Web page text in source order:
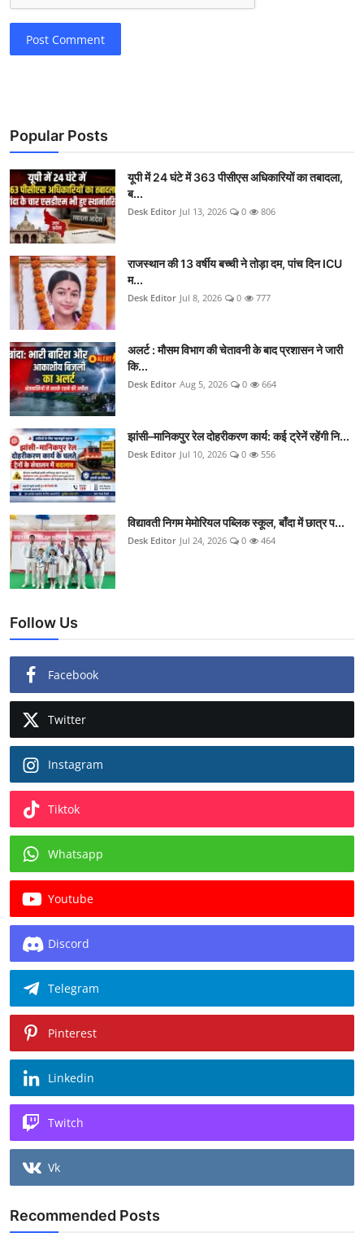
Post Comment
Popular Posts
यूपी में 24 घंटे में 363 पीसीएस अधिकारियों का तबादला,
ब...
Desk Editor Jul 13, 2026 0 806
राजस्थान की 13 वर्षीय बच्ची ने तोड़ा दम, पांच दिन ICU
म...
Desk Editor Jul 8, 2026 0 777
अलर्ट : मौसम विभाग की चेतावनी के बाद प्रशासन ने जारी
कि...
Desk Editor Aug 5, 2026 0 664
झांसी–मानिकपुर रेल दोहरीकरण कार्य: कई ट्रेनें रहेंगी नि...
Desk Editor Jul 10, 2026 0 556
विद्यावती निगम मेमोरियल पब्लिक स्कूल, बाँदा में छात्र प...
Desk Editor Jul 24, 2026 0 464
Follow Us
Facebook
Twitter
Instagram
Tiktok
Whatsapp
Youtube
Discord
Telegram
Pinterest
Linkedin
Twitch
Vk
Recommended Posts